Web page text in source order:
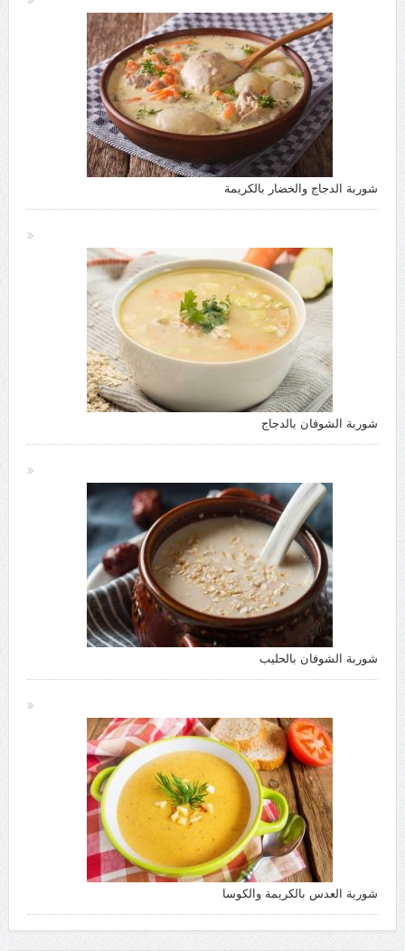
شوربة الدجاج والخضار بالكريمة
شوربة الشوفان بالدجاج
شوربة الشوفان بالحليب
شوربة العدس بالكريمة والكوسا